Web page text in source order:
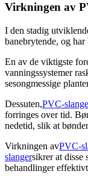
Virkningen av
I den stadig
banebrytende, og
En av de viktigste
vanningssystemer
sesongmessige
Dessuten,PVC-
forringes over tid.
nedetid, slik at
Virkningen avPVC-
slangersikrer at disse
behandlinger